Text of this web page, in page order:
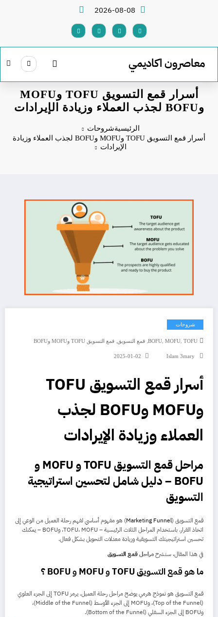
2026-08-08
معاصرون اكاديمي
أسرار قمع التسويق TOFU وMOFU
وBOFU لجذب العملاء وزيادة الإيرادات
الرئيسيةشروحات
أسرار قمع التسويق TOFU وMOFU وBOFU لجذب العملاء وزيادة
الإيرادات
شروحات
BOFU,MOFU,TOFU
, قمع التسويق , قمع التسويق TOFU وMOFU وBOFU
Islam 3mary
2025-01-02
أسرار قمع التسويق TOFU
وMOFU وBOFU لجذب
العملاء وزيادة الإيرادات
مراحل قمع التسويق TOFU و MOFU و
BOFU – دليل شامل لتحسين استراتيجية
التسويق
قمع التسويق (Marketing Funnel) هو مفهوم أساسي لفهم رحلة العميل من الوعي إلى
اتخاذ القرار. باستخدام المراحل الثلاث الرئيسية – TOFU، MOFU، وBOFU – يمكنك
تحسين استراتيجيتك التسويقية وزيادة معدلات التحويل بشكل فعال.
في هذا المقال، سنشرحمراحلقمع التسويق
ما هوقمع التسويق TOFU و MOFU و BOFU ؟
قمع التسويق هو نموذج هرمي يوضح مراحل رحلة العميل. يرمز TOFU إلى الجزء العلوي
(Top of the Funnel)، وMOFU إلى الجزء الأوسط (Middle of the Funnel)،
وBOFU إلى الجزء السفلي (Bottom of the Funnel).